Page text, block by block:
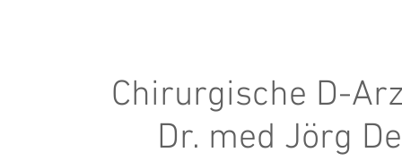
Chirurgische D-
Dr. med Jörg